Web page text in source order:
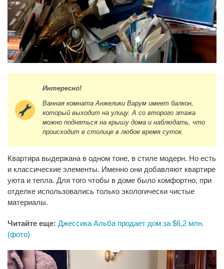
Интересно!
Ванная комната Анжелики Варум имеет балкон,
который выходит на улицу. А со второго этажа
можно подняться на крышу дома и наблюдать, что
происходит в столице в любое время суток.
Квартира выдержана в одном тоне, в стиле модерн. Но есть
и классические элементы. Именно они добавляют квартире
уюта и тепла. Для того чтобы в доме было комфортно, при
отделке использовались только экологически чистые
материалы.
Читайте еще: Джессика Альба продает дом за $6,2 млн.
(фото)